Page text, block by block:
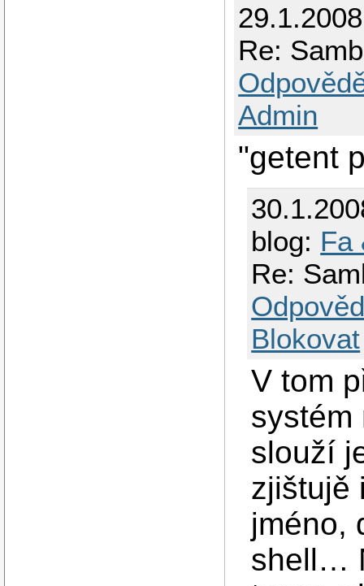
Re:
Admin
"getent
blog: Fa
Re:
Blokovat
V tom
systém
slouží
zjištujě
jméno,
shell…